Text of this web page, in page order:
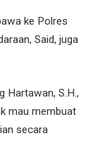
ke Polres
Said, juga
Hartawan, S.H.,
mau membuat
secara